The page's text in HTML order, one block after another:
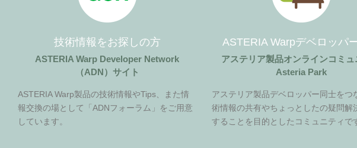
技術情報をお探しの方
ASTERIA Warp Developer Network
（ADN）サイト
ASTERIA Warp製品の技術情報やTips、また情
報交換の場として「ADNフォーラム」をご用意
しています。
ASTERIA Warpデベロッパ
アステリア製品オンラインコミュ
Asteria Park
アステリア製品デベロッパー同士をつ
術情報の共有やちょっとしたの疑問解
することを目的としたコミュニティで